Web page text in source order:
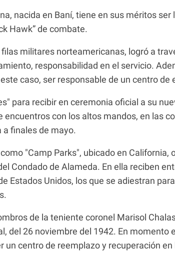
nacida en Baní, tiene en sus méritos
Hawk” de combate.
militares norteamericanas, logró a
responsabilidad en el servicio.
caso, ser responsable de un centro de
para recibir en ceremonia oficial a su
encuentros con los altos mandos, en las
finales de mayo.
"Camp Parks", ubicado en California,
Condado de Alameda. En ella reciben
Estados Unidos, los que se adiestran
de la teniente coronel Marisol
del 26 noviembre del 1942. En momento
un centro de reemplazo y recuperación